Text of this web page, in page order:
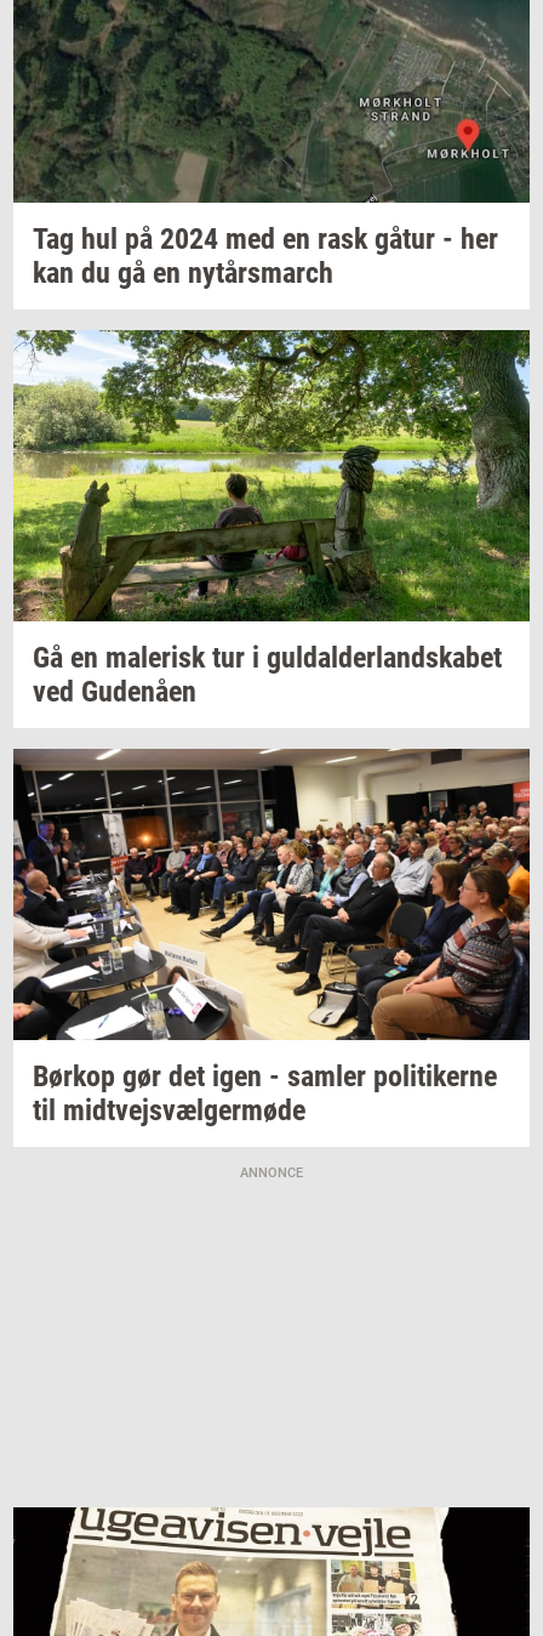
Tag hul på 2024 med en rask gåtur - her
kan du gå en nytårs­march
Gå en ma­le­risktur i gul­dal­der­land­ska­bet
ved Gu­denå­en
Børkop gør det igen - sam­ler po­li­ti­ker­ne
til midt­vejsvæl­ger­mø­de
ANNONCE